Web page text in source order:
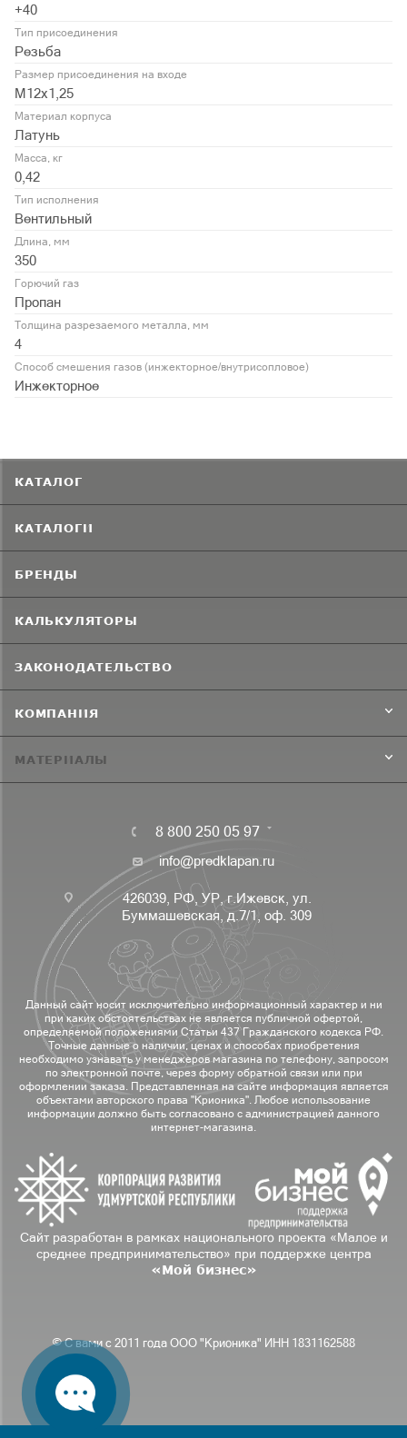
+40
Тип присоединения
Резьба
Размер присоединения на входе
M12x1,25
Материал корпуса
Латунь
Масса, кг
0,42
Тип исполнения
Вентильный
Длина, мм
350
Горючий газ
Пропан
Толщина разрезаемого металла, мм
4
Способ смешения газов (инжекторное/внутрисопловое)
Инжекторное
КАТАЛОГ
КАТАЛОГИ
БРЕНДЫ
КАЛЬКУЛЯТОРЫ
ЗАКОНОДАТЕЛЬСТВО
КОМПАНИЯ
МАТЕРИАЛЫ
8 800 250 05 97
info@predklapan.ru
426039, РФ, УР, г.Ижевск, ул.
Буммашевская, д.7/1, оф. 309
Данный сайт носит исключительно информационный характер и ни
при каких обстоятельствах не является публичной офертой,
определяемой положениями Статьи 437 Гражданского кодекса РФ.
Точные данные о наличии, ценах и способах приобретения
необходимо узнавать у менеджеров магазина по телефону, запросом
по электронной почте, через форму обратной связи или при
оформлении заказа. Представленная на сайте информация является
объектами авторского права "Крионика". Любое использование
информации должно быть согласовано с администрацией данного
интернет-магазина.
Сайт разработан в рамках национального проекта «Малое и
среднее предпринимательство» при поддержке центра
«Мой бизнес»
© С вами с 2011 года ООО "Крионика" ИНН 1831162588